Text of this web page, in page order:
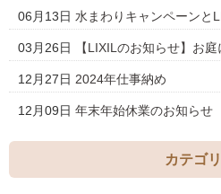
06月13日 水まわりキャンペーンと
03月26日 【LIXILのお知らせ】お
12月27日 2024年仕事納め
12月09日 年末年始休業のお知らせ
カテゴ